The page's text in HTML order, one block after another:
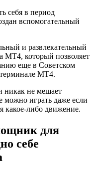
себя в период
вспомогательный
и развлекательный
МТ4, который позволяет
еще в Советском
МТ4.
никак не мешает
можно играть даже если
какое-либо движение.
для
себе